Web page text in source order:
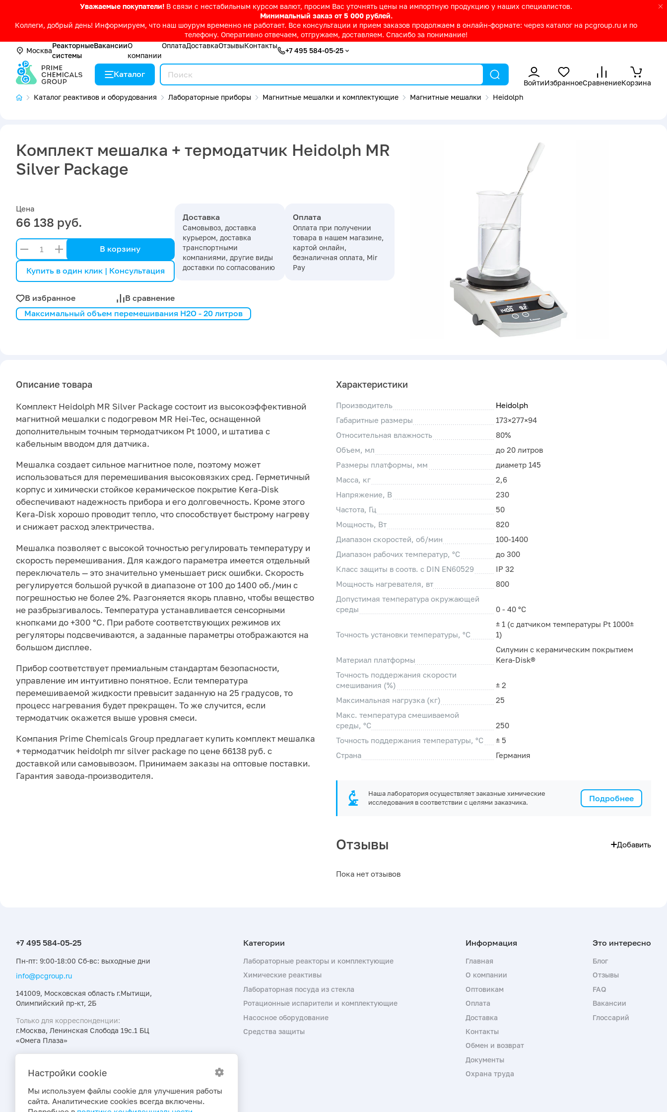
Уважаемые покупатели! В связи с нестабильным курсом валют, просим Вас уточнять цены на импортную продукцию у наших специалистов.
Минимальный заказ от 5 000 рублей.
Коллеги, добрый день! Информируем, что наш шоурум временно не работает. Все консультации и прием заказов продолжаем в онлайн-формате: через каталог на pcgroup.ru и по
телефону. Оперативно отвечаем, отгружаем, доставляем. Спасибо за понимание!
Москва
Реакторные
системы
ВакансииО
компании
ОплатаДоставкаОтзывыКонтакты
+7 495 584-05-25
Каталог
ВойтиИзбранноеСравнениеКорзина
Каталог реактивов и оборудования
Лабораторные приборы Магнитные мешалки и комплектующие Магнитные мешалки Heidolph
Комплект мешалка + термодатчик Heidolph MR
Silver Package
Цена
66 138 руб.
В корзину
Купить в один клик | Консультация
В избранное В сравнение
Доставка
Самовывоз, доставка
курьером, доставка
транспортными
компаниями, другие виды
доставки по согласованию
Оплата
Оплата при получении
товара в нашем магазине,
картой онлайн,
безналичная оплата, Mir
Pay
Максимальный объем перемешивания H2O - 20 литров
Описание товара
Комплект Heidolph MR Silver Package состоит из высокоэффективной
магнитной мешалки с подогревом MR Hei-Tec, оснащенной
дополнительным точным термодатчиком Pt 1000, и штатива с
кабельным вводом для датчика.
Мешалка создает сильное магнитное поле, поэтому может
использоваться для перемешивания высоковязких сред. Герметичный
корпус и химически стойкое керамическое покрытие Kera-Disk
обеспечивают надежность прибора и его долговечность. Кроме этого
Kera-Disk хорошо проводит тепло, что способствует быстрому нагреву
и снижает расход электричества.
Мешалка позволяет с высокой точностью регулировать температуру и
скорость перемешивания. Для каждого параметра имеется отдельный
переключатель — это значительно уменьшает риск ошибки. Скорость
регулируется большой ручкой в диапазоне от 100 до 1400 об./мин с
погрешностью не более 2%. Разгоняется якорь плавно, чтобы вещество
не разбрызгивалось. Температура устанавливается сенсорными
кнопками до +300 °С. При работе соответствующих режимов их
регуляторы подсвечиваются, а заданные параметры отображаются на
большом дисплее.
Прибор соответствует премиальным стандартам безопасности,
управление им интуитивно понятное. Если температура
перемешиваемой жидкости превысит заданную на 25 градусов, то
процесс нагревания будет прекращен. То же случится, если
термодатчик окажется выше уровня смеси.
Компания Prime Chemicals Group предлагает купить комплект мешалка
+ термодатчик heidolph mr silver package по цене 66138 руб. с
доставкой или самовывозом. Принимаем заказы на оптовые поставки.
Гарантия завода-производителя.
Характеристики
Производитель
Heidolph
Габаритные размеры
173×277×94
Относительная влажность
80%
Объем, мл
до 20 литров
Размеры платформы, мм
диаметр 145
Масса, кг
2,6
Напряжение, В
230
Частота, Гц
50
Мощность, Вт
820
Диапазон скоростей, об/мин
100-1400
Диапазон рабочих температур, °C
до 300
Класс защиты в соотв. с DIN EN60529
IP 32
Мощность нагревателя, вт
800
Допустимая температура окружающей
среды
0 - 40 °C
Точность установки температуры, °C
± 1 (с датчиком температуры Pt 1000±
1)
Материал платформы
Силумин с керамическим покрытием
Kera-Disk®
Точность поддержания скорости
смешивания (%)
± 2
Максимальная нагрузка (кг)
25
Макс. температура смешиваемой
среды, °C
250
Точность поддержания температуры, °C
± 5
Страна
Германия
Подробнее
Наша лаборатория осуществляет заказные химические
исследования в соответствии с целями заказчика.
Отзывы Добавить
Пока нет отзывов
Пн-пт: 9:00-18:00 Сб-вс: выходные дни
info@pcgroup.ru
141009, Московская область г.Мытищи,
Олимпийский пр-кт, 2Б
Только для корреспонденции:
г.Москва, Ленинская Слобода 19с.1 БЦ
«Омега Плаза»
акциях и новостях первыми
Лабораторные реакторы и комплектующие
Химические реактивы
Лабораторная посуда из стекла
Ротационные испарители и комплектующие
Насосное оборудование
Средства защиты
Главная
О компании
Оптовикам
Оплата
Доставка
Контакты
Обмен и возврат
Документы
Охрана труда
Блог
Отзывы
FAQ
Вакансии
Глоссарий
Настройки cookie
Мы используем файлы cookie для улучшения работы
сайта. Аналитические cookies всегда включены.